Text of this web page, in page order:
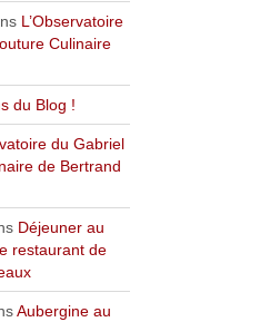
L’Observatoire
Culinaire
du Blog !
du Gabriel
de Bertrand
Déjeuner au
restaurant de
Aubergine au